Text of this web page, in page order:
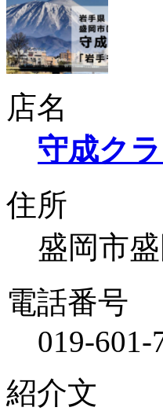
店名
守成ク
住所
盛岡市
電話番号
019-601-
紹介文